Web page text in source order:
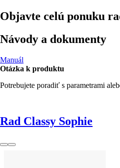
Objavte celú ponuku
Návody a dokumenty
Manuál
Otázka k produktu
Potrebujete poradiť s parametrami
Rad Classy Sophie